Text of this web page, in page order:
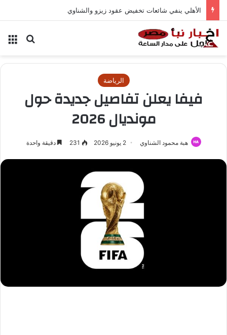
الأهلي ينفي شائعات تخفيض عقود زيزو والشناوي
بحث
الرياضة
فيفا يعلن تفاصيل جديدة حول
مونديال 2026
هبة محمود الشناوي 2 يونيو 2026 231 دقيقة واحدة